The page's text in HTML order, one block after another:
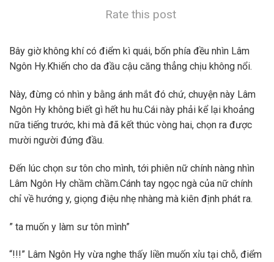
Rate this post
Bây giờ không khí có điểm kì quái, bốn phía đều nhìn Lâm
Ngôn Hy.Khiến cho da đầu cậu căng thẳng chịu không nổi.
Này, đừng có nhìn y bằng ánh mắt đó chứ, chuyện này Lâm
Ngôn Hy không biết gì hết hu hu.Cái này phải kể lại khoảng
nữa tiếng trước, khi mà đã kết thúc vòng hai, chọn ra được
mười người đứng đầu.
Đến lúc chọn sư tôn cho mình, tới phiên nữ chính nàng nhìn
Lâm Ngôn Hy chầm chầm.Cánh tay ngọc ngà của nữ chính
chỉ về hướng y, giọng điệu nhẹ nhàng mà kiên định phát ra.
” ta muốn y làm sư tôn mình”
“!!!” Lâm Ngôn Hy vừa nghe thấy liền muốn xỉu tại chỗ, điểm